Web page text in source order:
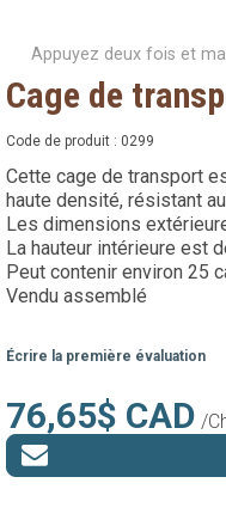
Appuyez deux fois et
Cage de
Code de produit : 0299
Cette cage de transport
haute densité, résistant
Les dimensions
La hauteur intérieure est
Peut contenir environ 25
Vendu assemblé
Écrire la première évaluation
76,65$ CAD /